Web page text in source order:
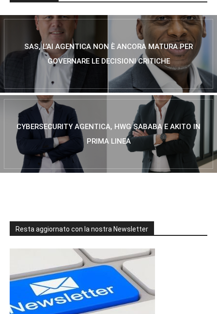
SAS, L’AI AGENTICA NON È ANCORA MATURA PER
GOVERNARE LE DECISIONI CRITICHE
CYBERSECURITY AGENTICA, HWG SABABA E AKITO IN
PRIMA LINEA
Resta aggiornato con la nostra Newsletter